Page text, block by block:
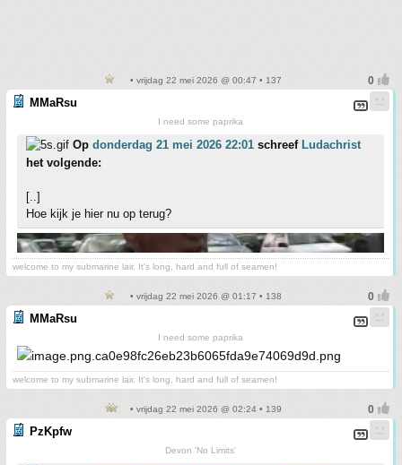
• vrijdag 22 mei 2026 @ 00:47 • 137
MMaRsu
I need some paprika
Op donderdag 21 mei 2026 22:01 schreef Ludachrist
het volgende:
[..]
Hoe kijk je hier nu op terug?
welcome to my submarine lair. It's long, hard and full of seamen!
• vrijdag 22 mei 2026 @ 01:17 • 138
MMaRsu
I need some paprika
welcome to my submarine lair. It's long, hard and full of seamen!
• vrijdag 22 mei 2026 @ 02:24 • 139
PzKpfw
Devon 'No Limits'